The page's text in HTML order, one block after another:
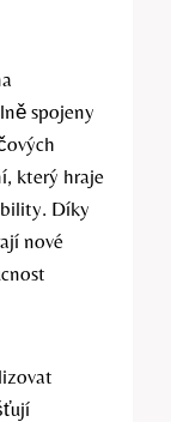
spojeny
který hraje
Díky
nové